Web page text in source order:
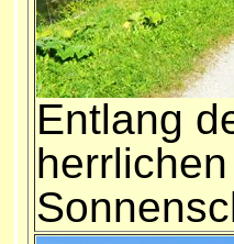
Entlang
herrlichen